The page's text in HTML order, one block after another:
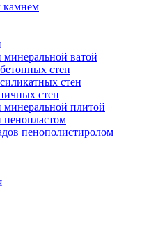
камнем
минеральной ватой
стен
стен
стен
минеральной плитой
пенопластом
пенополистиролом